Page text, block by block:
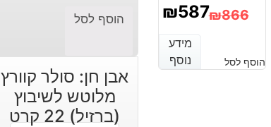
₪866
המקורי
₪587
הנוכחי
מידע
נוסף
הוסף לסל
מידע
נוסף
המקורי
₪16,509.
הנוכחי
₪9,870.
הוסף לסל
אבן חן: סולר קוורץ
מלוטש לשיבוץ
(ברזיל) 22 קרט